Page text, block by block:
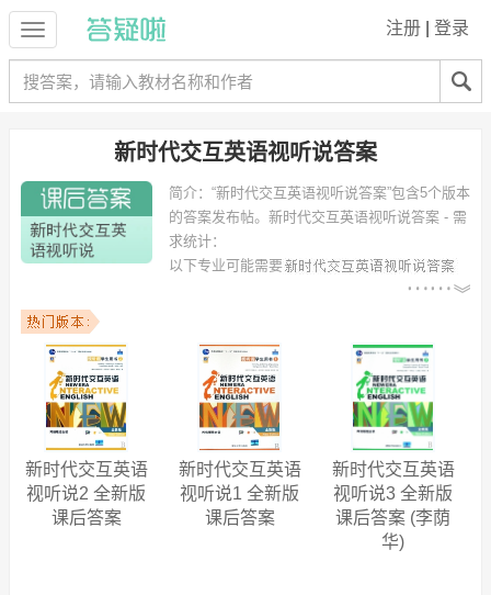
注册 登录
新时代交互英语视听说答案
简介： “新时代交互英语视听说答案”包含5个版本
的答案发布帖。 新时代交互英语视听说答案 - 需
求统计：
以下专业可能需要
：计算机科学与技术、工商管理、软件工程、电子信息工程、电气工程
及其自动化、信息管理与信息系统、机械设计制造及其自动化、网络工
程、材料物理、食品生物技术 等专业。
以下学校的同学下载过
新时代交互英语视听说答案
：华南农业大学、武
汉科技大学、北京交通大学、广西大学、国立武汉大学、中南大学、武
汉大学、华中师范大学、北京化工大学、北方民族大学 等。
新时代交互英语
视听说2 全新版
课后答案
新时代交互英语
视听说1 全新版
课后答案
新时代交互英语
视听说3 全新版
课后答案 (李荫
华)